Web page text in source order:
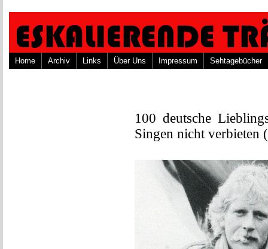
Home Archiv Links Über Uns Impressum Sehtagebücher
100 deutsche
Singen nicht verbieten